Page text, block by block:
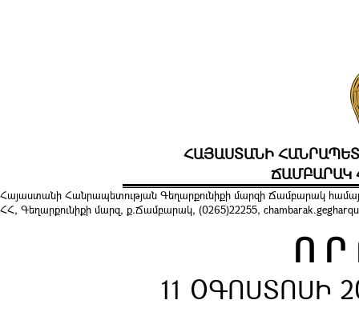
ՀԱՅԱՍՏԱՆԻ
ՃԱՄԲԱՐԱԿ
Հայաստանի Հանրապետության Գեղարքունիքի մարզի Ճամբարակ
ՀՀ, Գեղարքունիքի մարզ, ք.Ճամբարակ, (0265)22255,
Ո Ր
11 ՕԳՈՍՏՈՍԻ